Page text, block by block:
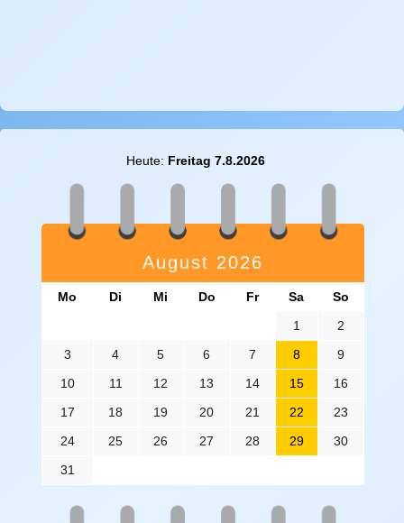
Heute: Freitag 7.8.2026
August 2026
Mo Di Mi Do Fr Sa
So
1
2
3
4 5 6 7 8
9
10
11 12 13 14 15
16
17
18 19 20 21 22
23
24
25 26 27 28 29
30
31